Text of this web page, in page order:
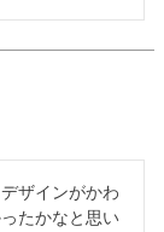
ザインがかわ
たかなと思い